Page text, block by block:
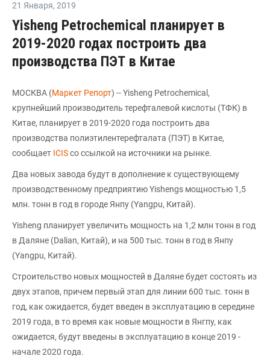
21 Января, 2019
Yisheng Petrochemical планирует в
2019-2020 годах построить два
производства ПЭТ в Китае
МОСКВА (Маркет Репорт) -- Yisheng Petrochemical,
крупнейший производитель терефталевой кислоты (ТФК) в
Китае, планирует в 2019-2020 года построить два
производства полиэтилентерефталата (ПЭТ) в Китае,
сообщает ICISсо ссылкой на источники на рынке.
Два новых завода будут в дополнение к существующему
производственному предприятию Yishengs мощностью 1,5
млн. тонн в год в городе Янпу (Yangpu, Китай).
Yisheng планирует увеличить мощность на 1,2 млн тонн в год
в Даляне (Dalian, Китай), и на 500 тыс. тонн в год в Янпу
(Yangpu, Китай).
Строительство новых мощностей в Даляне будет состоять из
двух этапов, причем первый этап для линии 600 тыс. тонн в
год, как ожидается, будет введен в эксплуатацию в середине
2019 года, в то время как новые мощности в Янгпу, как
ожидается, будут введены в эксплуатацию в конце 2019 -
начале 2020 года.